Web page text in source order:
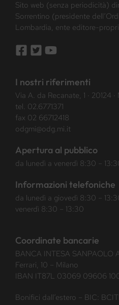
Sito web (senza periodicità)
Sorrentino (presidente
Lombardia, ente editore-
I nostri riferimenti
Via A. da Recanate, 1 · 20124
tel. 02.6771371
fax 02 66712418
odgmi@odg.mi.it
Apertura al pubblico
da lunedì a venerdì 8:30 –
Informazioni telefoniche
da lunedì a giovedì 8:30 –
venerdì 8:30 – 13:30
Coordinate bancarie
BANCA INTESA SANPAOLO
Ferrari, 10 – Milano
IBAN IT87L 03069 09606
Bonifici dall’estero – BIC: